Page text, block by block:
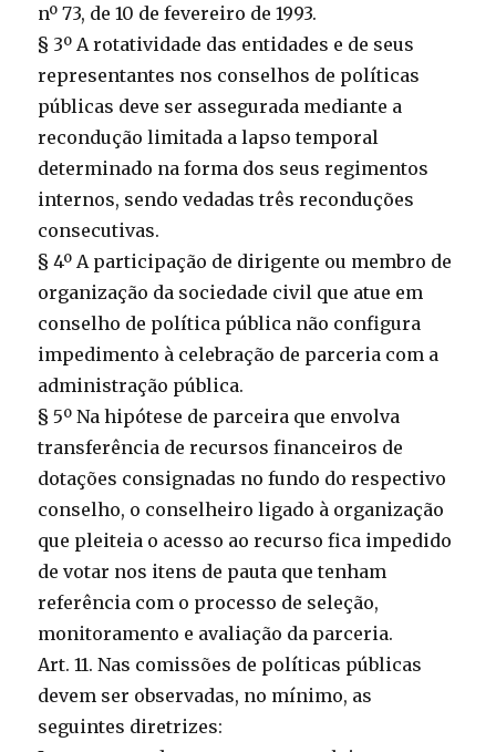
nº 73, de 10 de fevereiro de 1993.
§ 3º A rotatividade das entidades e de seus
representantes nos conselhos de políticas
públicas deve ser assegurada mediante a
recondução limitada a lapso temporal
determinado na forma dos seus regimentos
internos, sendo vedadas três reconduções
consecutivas.
§ 4º A participação de dirigente ou membro de
organização da sociedade civil que atue em
conselho de política pública não configura
impedimento à celebração de parceria com a
administração pública.
§ 5º Na hipótese de parceira que envolva
transferência de recursos financeiros de
dotações consignadas no fundo do respectivo
conselho, o conselheiro ligado à organização
que pleiteia o acesso ao recurso fica impedido
de votar nos itens de pauta que tenham
referência com o processo de seleção,
monitoramento e avaliação da parceria.
Art. 11. Nas comissões de políticas públicas
devem ser observadas, no mínimo, as
seguintes diretrizes: